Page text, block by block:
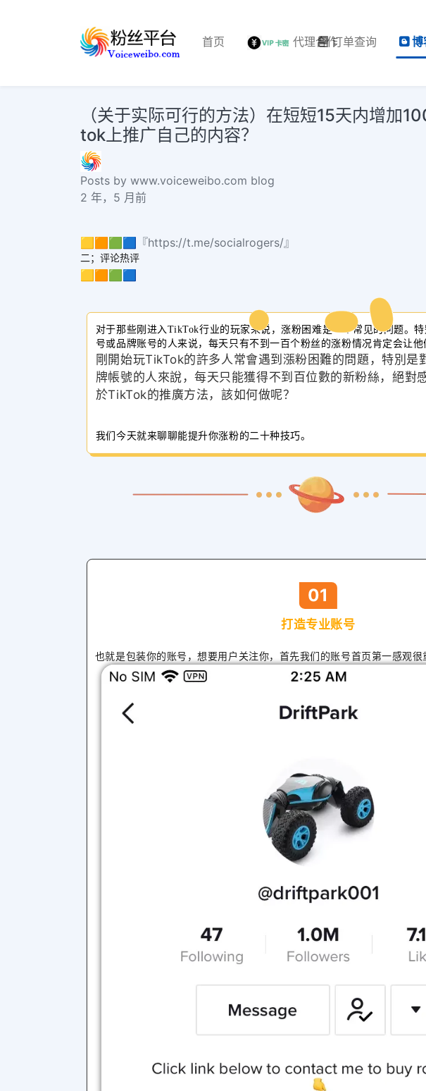
首页 代理合作订单查询 博
（关于实际可行的方法）在短短15天内增加
tok上推广自己的内容？
Posts by www.voiceweibo.com blog
2 年，5 月前
🟨🟧🟩🟦『https://t.me/socialrogers/』
二；评论热评
🟨🟧🟩🟦
对于那些刚进入TikTok行业的玩家来说，涨粉困难是一个常见的问题。
号或品牌账号的人来说，每天只有不到一百个粉丝的涨粉情况肯定会让他
剛開始玩TikTok的許多人常會遇到漲粉困難的問題，特別是
牌帳號的人來說，每天只能獲得不到百位數的新粉絲，絕對
於TikTok的推廣方法，該如何做呢？
我们今天就来聊聊能提升你涨粉的二十种技巧。
01
打造专业账号
也就是包装你的账号，想要用户关注你，首先我们的账号首页第一感观很